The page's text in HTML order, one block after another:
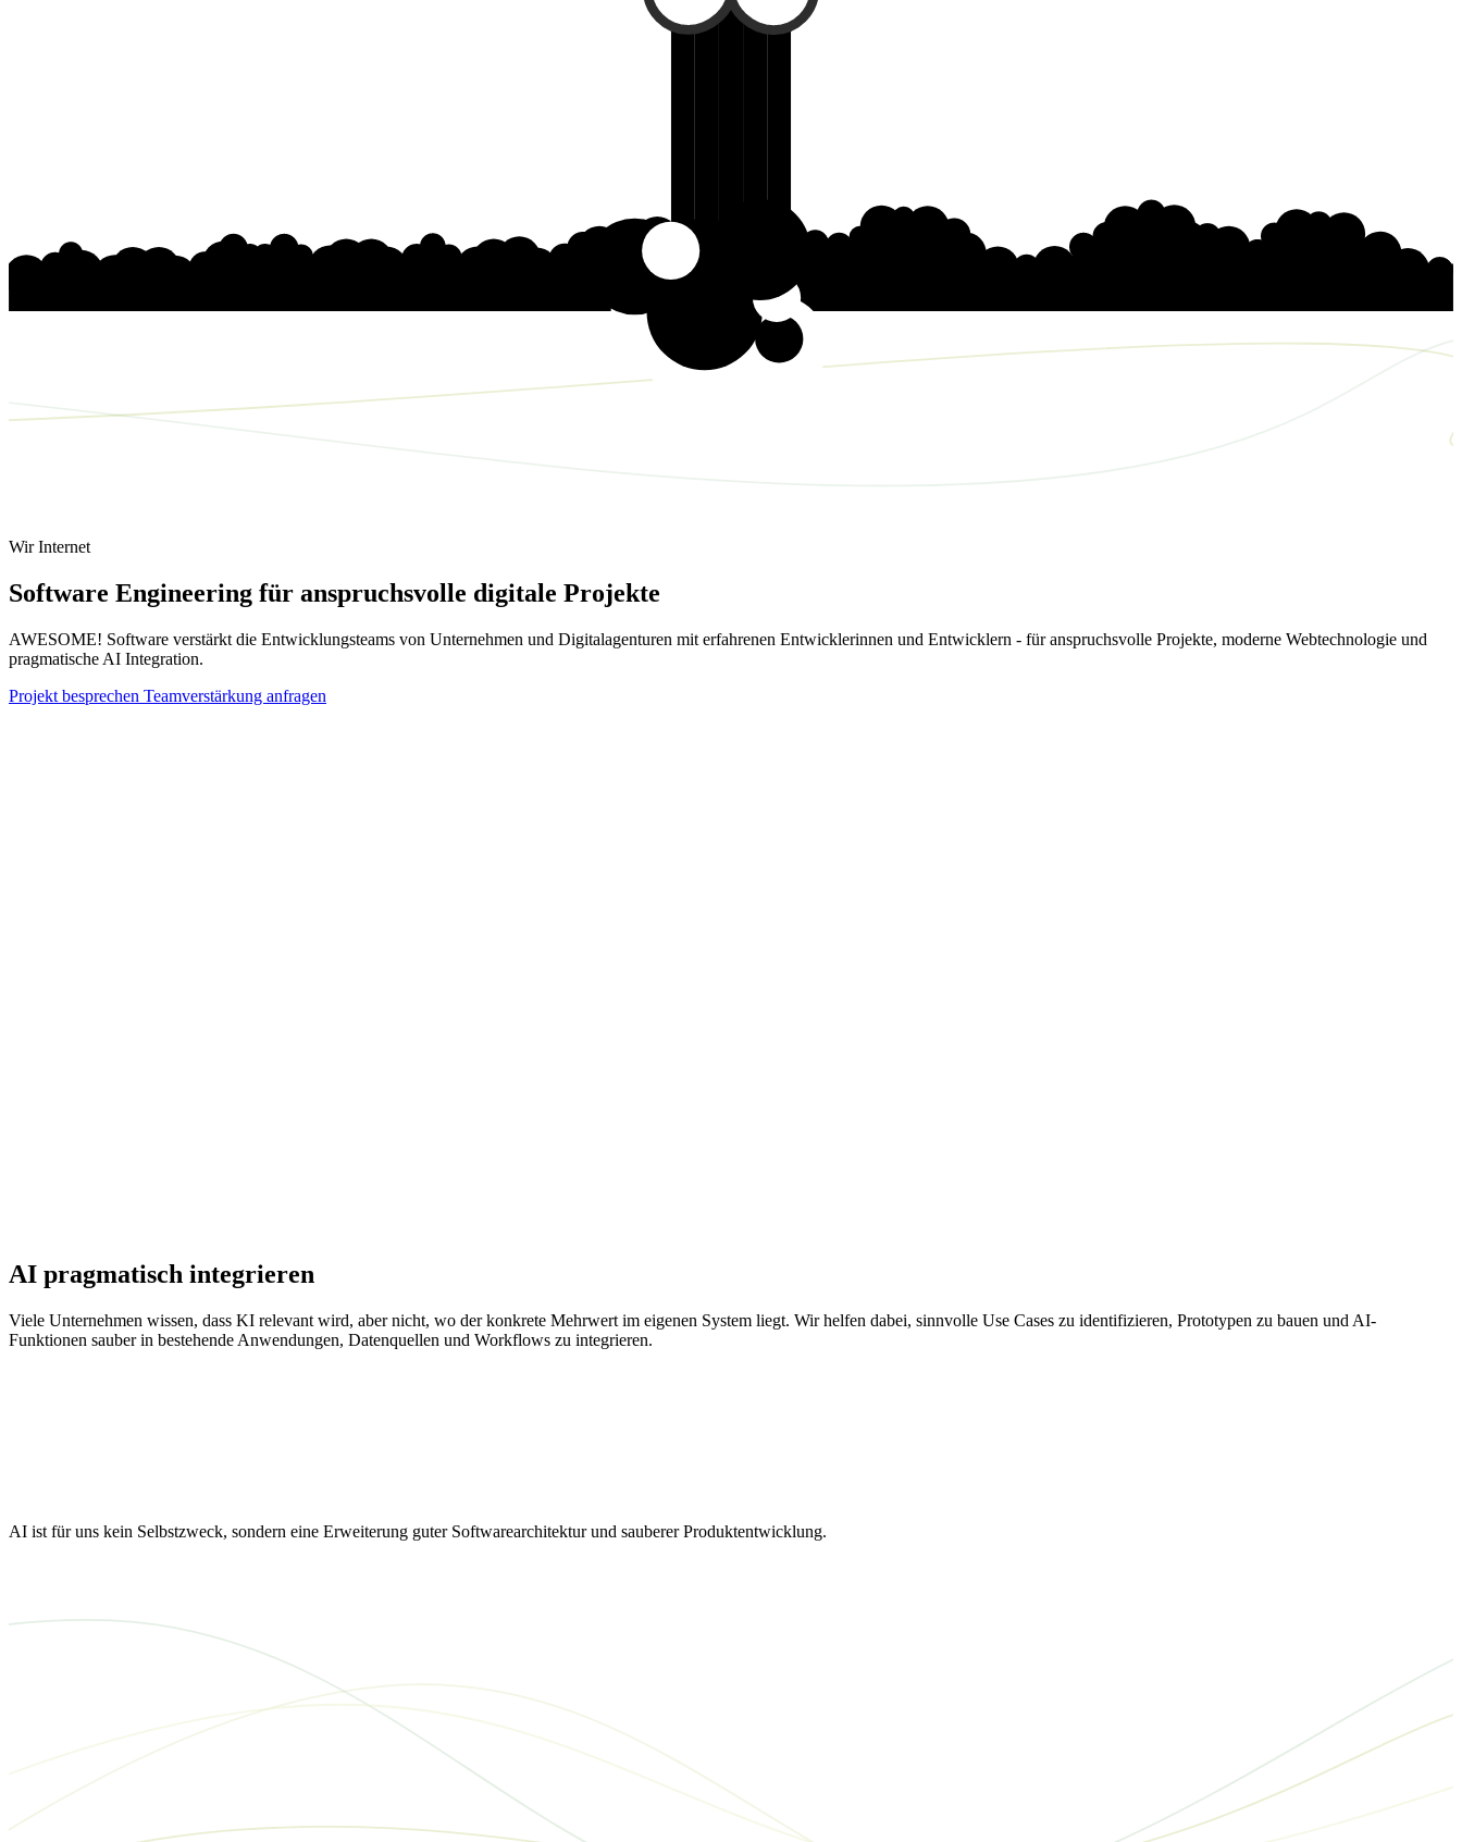
WirInternet
Software Engineering für anspruchsvolle digitale Projekte
AWESOME! Software verstärkt die Entwicklungsteams von Unternehmen und Digitalagenturen mit erfahrenen Entwicklerinnen und Entwicklern - für anspruchsvolle Projekte, moderne Webtechnologie und
pragmatische AI Integration.
Projekt besprechen Teamverstärkung anfragen
AI pragmatisch integrieren
Viele Unternehmen wissen, dass KI relevant wird, aber nicht, wo der konkrete Mehrwert im eigenen System liegt. Wir helfen dabei, sinnvolle Use Cases zu identifizieren, Prototypen zu bauen und AI-
Funktionen sauber in bestehende Anwendungen, Datenquellen und Workflows zu integrieren.
AI ist für uns kein Selbstzweck, sondern eine Erweiterung guter Softwarearchitektur und sauberer Produktentwicklung.